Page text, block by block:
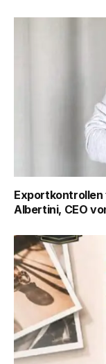
Exportkontrollen
Albertini, CEO